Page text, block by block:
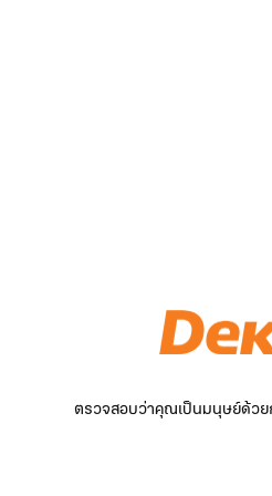
ตรวจสอบว่าคุณเป็นมนุษย์ด้วย